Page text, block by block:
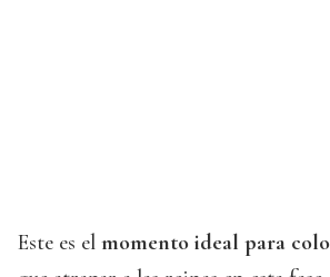
Este es el momento ideal para